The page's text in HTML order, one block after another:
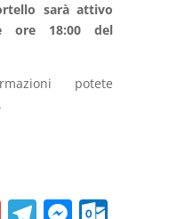
sarà attivo
ore 18:00 del
potete